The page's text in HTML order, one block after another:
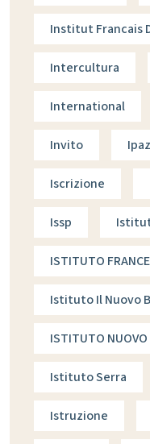
Institut Francais
Intercultura
International
Invito
Iscrizione
Issp
ISTITUTO
Istituto Il Nuovo
ISTITUTO NUOVO
Istituto Serra
Istruzione